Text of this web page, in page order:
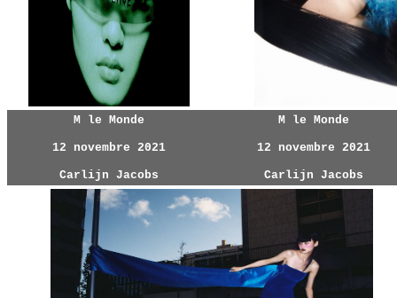
M le Monde
12 novembre 2021
Carlijn Jacobs
M le Monde
12 novembre 2021
Carlijn Jacobs